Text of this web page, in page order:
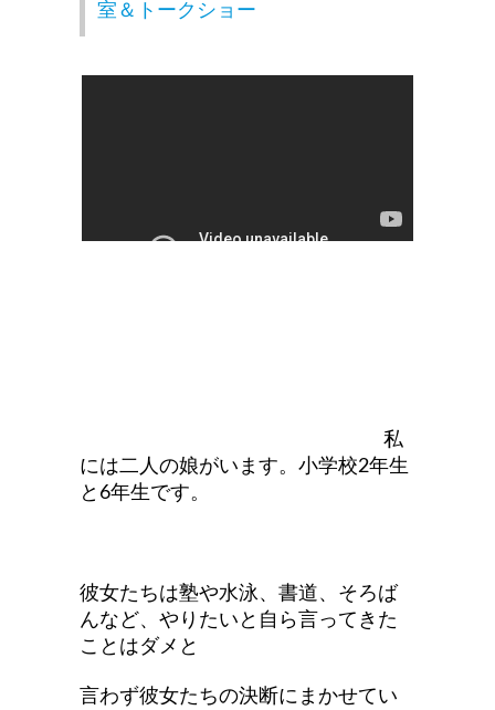
室＆トークショー
私
には二人の娘がいます。小学校2年生
と6年生です。
彼女たちは塾や水泳、書道、そろば
んなど、やりたいと自ら言ってきた
ことはダメと
言わず彼女たちの決断にまかせてい